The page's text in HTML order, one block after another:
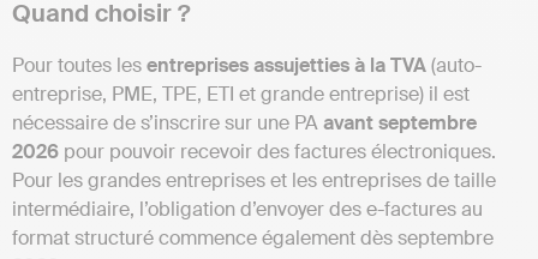
Quand choisir ?
Pour toutes lesentreprises assujetties à la TVA(auto-
entreprise, PME, TPE, ETI et grande entreprise) il est
nécessaire de s’inscrire sur une PAavant septembre
2026 pour pouvoir recevoir des factures électroniques.
Pour les grandes entreprises et les entreprises de taille
intermédiaire, l’obligation d’envoyer des e-factures au
format structuré commence également dès septembre